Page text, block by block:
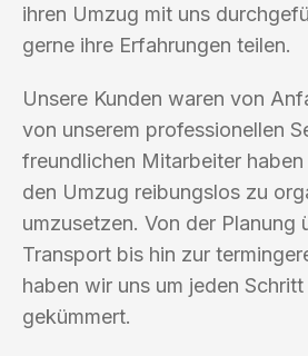
ihren Umzug mit uns
gerne ihre Erfahrungen teilen.
Unsere Kunden waren von
von unserem professionellen
freundlichen Mitarbeiter
den Umzug reibungslos zu
umzusetzen. Von der Planung
Transport bis hin zur
haben wir uns um jeden
gekümmert.